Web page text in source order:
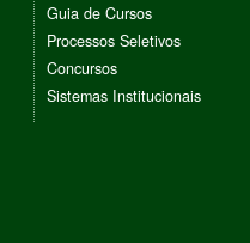
Guia de Cursos
Processos Seletivos
Concursos
Sistemas Institucionais